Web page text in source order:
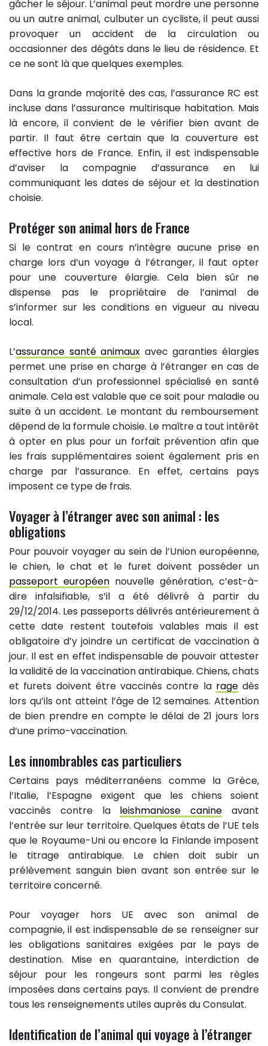
gâcher le séjour. L’animal peut mordre une personne
ou un autre animal, culbuter un cycliste, il peut aussi
provoquer un accident de la circulation ou
occasionner des dégâts dans le lieu de résidence. Et
ce ne sont là que quelques exemples.
Dans la grande majorité des cas, l’assurance RC est
incluse dans l’assurance multirisque habitation. Mais
là encore, il convient de le vérifier bien avant de
partir. Il faut être certain que la couverture est
effective hors de France. Enfin, il est indispensable
d’aviser la compagnie d’assurance en lui
communiquant les dates de séjour et la destination
choisie.
Protéger son animal hors de France
Si le contrat en cours n’intègre aucune prise en
charge lors d’un voyage à l’étranger, il faut opter
pour une couverture élargie. Cela bien sûr ne
dispense pas le propriétaire de l’animal de
s’informer sur les conditions en vigueur au niveau
local.
L’assurance santé animaux avec garanties élargies
permet une prise en charge à l’étranger en cas de
consultation d’un professionnel spécialisé en santé
animale. Cela est valable que ce soit pour maladie ou
suite à un accident. Le montant du remboursement
dépend de la formule choisie. Le maître a tout intérêt
à opter en plus pour un forfait prévention afin que
les frais supplémentaires soient également pris en
charge par l’assurance. En effet, certains pays
imposent ce type de frais.
Voyager à l’étranger avec son animal : les
obligations
Pour pouvoir voyager au sein de l’Union européenne,
le chien, le chat et le furet doivent posséder un
passeport européen nouvelle génération, c’est-à-
dire infalsifiable, s’il a été délivré à partir du
29/12/2014. Les passeports délivrés antérieurement à
cette date restent toutefois valables mais il est
obligatoire d’y joindre un certificat de vaccination à
jour. Il est en effet indispensable de pouvoir attester
la validité de la vaccination antirabique. Chiens, chats
et furets doivent être vaccinés contre la ragedès
lors qu’ils ont atteint l’âge de 12 semaines. Attention
de bien prendre en compte le délai de 21 jours lors
d’une primo-vaccination.
Les innombrables cas particuliers
Certains pays méditerranéens comme la Grèce,
l’Italie, l’Espagne exigent que les chiens soient
vaccinés contre la leishmaniose canine avant
l’entrée sur leur territoire. Quelques états de l’UE tels
que le Royaume-Uni ou encore la Finlande imposent
le titrage antirabique. Le chien doit subir un
prélèvement sanguin bien avant son entrée sur le
territoire concerné.
Pour voyager hors UE avec son animal de
compagnie, il est indispensable de se renseigner sur
les obligations sanitaires exigées par le pays de
destination. Mise en quarantaine, interdiction de
séjour pour les rongeurs sont parmi les règles
imposées dans certains pays. Il convient de prendre
tous les renseignements utiles auprès du Consulat.
Identification de l’animal qui voyage à l’étranger